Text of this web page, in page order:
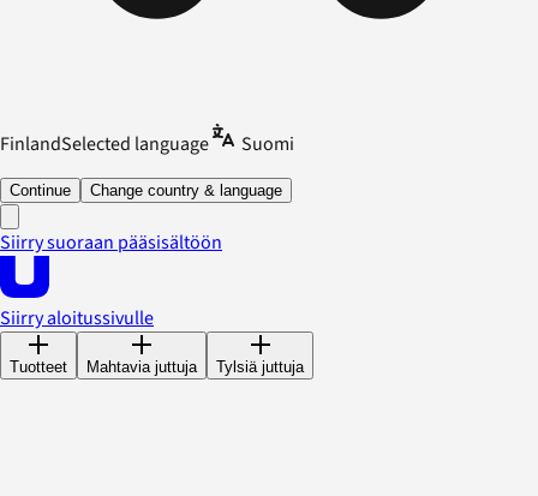
FinlandSelected language Suomi
Continue Change country & language
Siirry suoraan pääsisältöön
Siirry aloitussivulle
Tuotteet Mahtavia juttuja Tylsiä juttuja